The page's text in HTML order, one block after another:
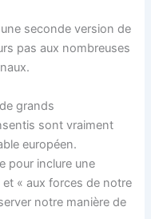
seconde version de
pas aux nombreuses
grands
sont vraiment
européen.
pour inclure une
« aux forces de notre
notre manière de